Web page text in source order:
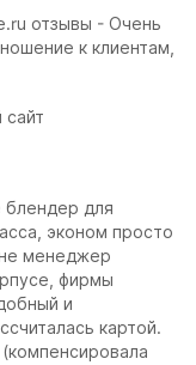
отзывы - Очень
к клиентам,
блендер для
эконом просто
менеджер
фирмы
и
картой.